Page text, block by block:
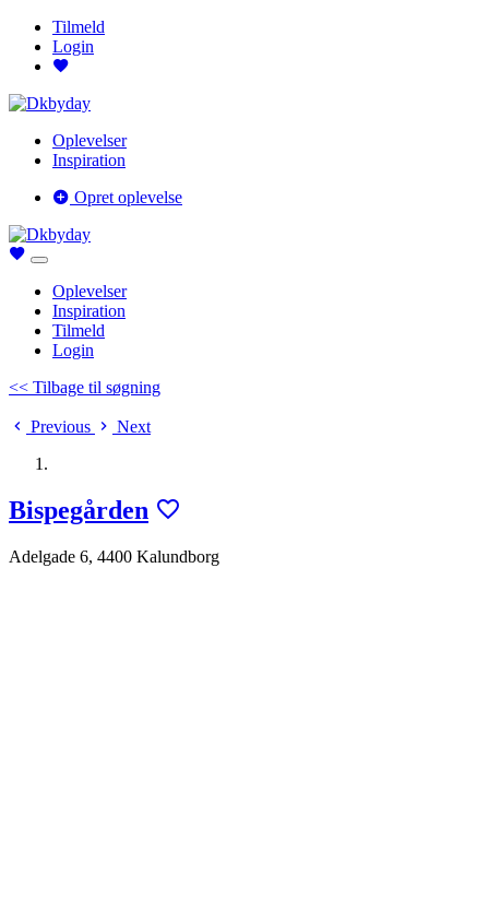
Tilmeld
Login
Oplevelser
Inspiration
Opret oplevelse
Oplevelser
Inspiration
Tilmeld
Login
<< Tilbage til søgning
Previous Next
Bispegården
Adelgade 6, 4400 Kalundborg